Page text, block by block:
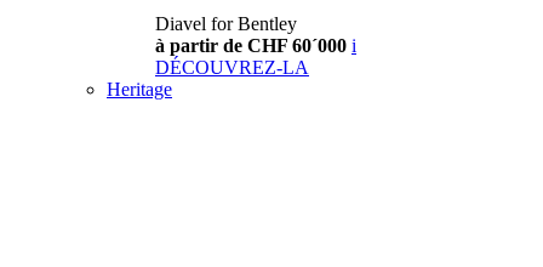
Diavel for Bentley
à partir de CHF 60´000 i
DÉCOUVREZ-LA
Heritage